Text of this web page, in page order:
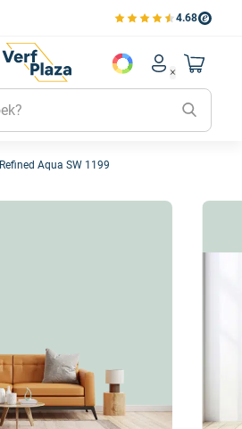
4.68
Bekijk de verfplaza
Account
Mijn
Mijn
Mijn
Naar
Refined Aqua SW 1199